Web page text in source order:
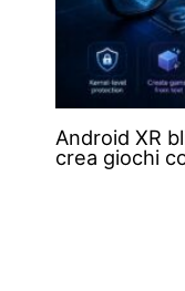
Android XR
crea giochi